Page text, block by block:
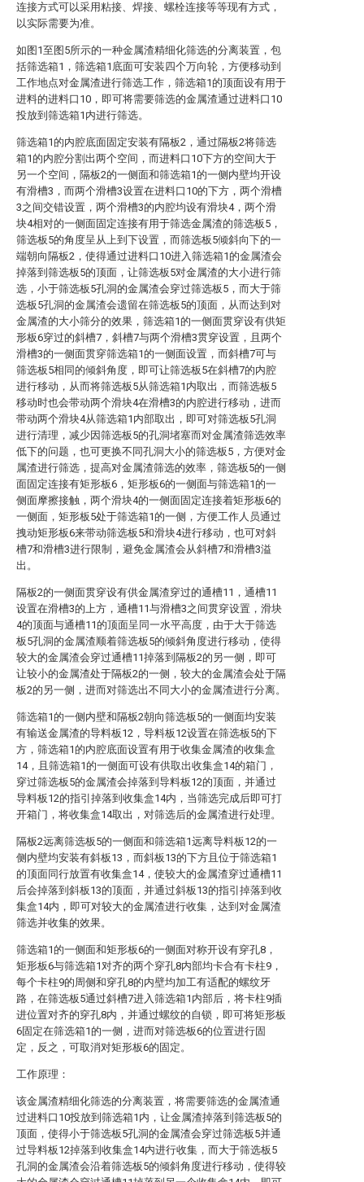
连接方式可以采用粘接、焊接、螺栓连接等等现有方式，
以实际需要为准。
如图1至图5所示的一种金属渣精细化筛选的分离装置，包
括筛选箱1，筛选箱1底面可安装四个万向轮，方便移动到
工作地点对金属渣进行筛选工作，筛选箱1的顶面设有用于
进料的进料口10，即可将需要筛选的金属渣通过进料口10
投放到筛选箱1内进行筛选。
筛选箱1的内腔底面固定安装有隔板2，通过隔板2将筛选
箱1的内腔分割出两个空间，而进料口10下方的空间大于
另一个空间，隔板2的一侧面和筛选箱1的一侧内壁均开设
有滑槽3，而两个滑槽3设置在进料口10的下方，两个滑槽
3之间交错设置，两个滑槽3的内腔均设有滑块4，两个滑
块4相对的一侧面固定连接有用于筛选金属渣的筛选板5，
筛选板5的角度呈从上到下设置，而筛选板5倾斜向下的一
端朝向隔板2，使得通过进料口10进入筛选箱1的金属渣会
掉落到筛选板5的顶面，让筛选板5对金属渣的大小进行筛
选，小于筛选板5孔洞的金属渣会穿过筛选板5，而大于筛
选板5孔洞的金属渣会遗留在筛选板5的顶面，从而达到对
金属渣的大小筛分的效果，筛选箱1的一侧面贯穿设有供矩
形板6穿过的斜槽7，斜槽7与两个滑槽3贯穿设置，且两个
滑槽3的一侧面贯穿筛选箱1的一侧面设置，而斜槽7可与
筛选板5相同的倾斜角度，即可让筛选板5在斜槽7的内腔
进行移动，从而将筛选板5从筛选箱1内取出，而筛选板5
移动时也会带动两个滑块4在滑槽3的内腔进行移动，进而
带动两个滑块4从筛选箱1内部取出，即可对筛选板5孔洞
进行清理，减少因筛选板5的孔洞堵塞而对金属渣筛选效率
低下的问题，也可更换不同孔洞大小的筛选板5，方便对金
属渣进行筛选，提高对金属渣筛选的效率，筛选板5的一侧
面固定连接有矩形板6，矩形板6的一侧面与筛选箱1的一
侧面摩擦接触，两个滑块4的一侧面固定连接着矩形板6的
一侧面，矩形板5处于筛选箱1的一侧，方便工作人员通过
拽动矩形板6来带动筛选板5和滑块4进行移动，也可对斜
槽7和滑槽3进行限制，避免金属渣会从斜槽7和滑槽3溢
出。
隔板2的一侧面贯穿设有供金属渣穿过的通槽11，通槽11
设置在滑槽3的上方，通槽11与滑槽3之间贯穿设置，滑块
4的顶面与通槽11的顶面呈同一水平高度，由于大于筛选
板5孔洞的金属渣顺着筛选板5的倾斜角度进行移动，使得
较大的金属渣会穿过通槽11掉落到隔板2的另一侧，即可
让较小的金属渣处于隔板2的一侧，较大的金属渣会处于隔
板2的另一侧，进而对筛选出不同大小的金属渣进行分离。
筛选箱1的一侧内壁和隔板2朝向筛选板5的一侧面均安装
有输送金属渣的导料板12，导料板12设置在筛选板5的下
方，筛选箱1的内腔底面设置有用于收集金属渣的收集盒
14，且筛选箱1的一侧面可设有供取出收集盒14的箱门，
穿过筛选板5的金属渣会掉落到导料板12的顶面，并通过
导料板12的指引掉落到收集盒14内，当筛选完成后即可打
开箱门，将收集盒14取出，对筛选后的金属渣进行处理。
隔板2远离筛选板5的一侧面和筛选箱1远离导料板12的一
侧内壁均安装有斜板13，而斜板13的下方且位于筛选箱1
的顶面同行放置有收集盒14，使较大的金属渣穿过通槽11
后会掉落到斜板13的顶面，并通过斜板13的指引掉落到收
集盒14内，即可对较大的金属渣进行收集，达到对金属渣
筛选并收集的效果。
筛选箱1的一侧面和矩形板6的一侧面对称开设有穿孔8，
矩形板6与筛选箱1对齐的两个穿孔8内部均卡合有卡柱9，
每个卡柱9的周侧和穿孔8的内壁均加工有适配的螺纹牙
路，在筛选板5通过斜槽7进入筛选箱1内部后，将卡柱9插
进位置对齐的穿孔8内，并通过螺纹的自锁，即可将矩形板
6固定在筛选箱1的一侧，进而对筛选板6的位置进行固
定，反之，可取消对矩形板6的固定。
工作原理：
该金属渣精细化筛选的分离装置，将需要筛选的金属渣通
过进料口10投放到筛选箱1内，让金属渣掉落到筛选板5的
顶面，使得小于筛选板5孔洞的金属渣会穿过筛选板5并通
过导料板12掉落到收集盒14内进行收集，而大于筛选板5
孔洞的金属渣会沿着筛选板5的倾斜角度进行移动，使得较